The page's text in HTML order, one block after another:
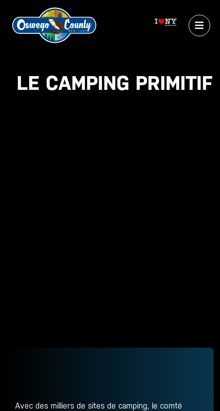
LE CAMPING PRIMITIF
Avec des milliers de sites de camping, le comté